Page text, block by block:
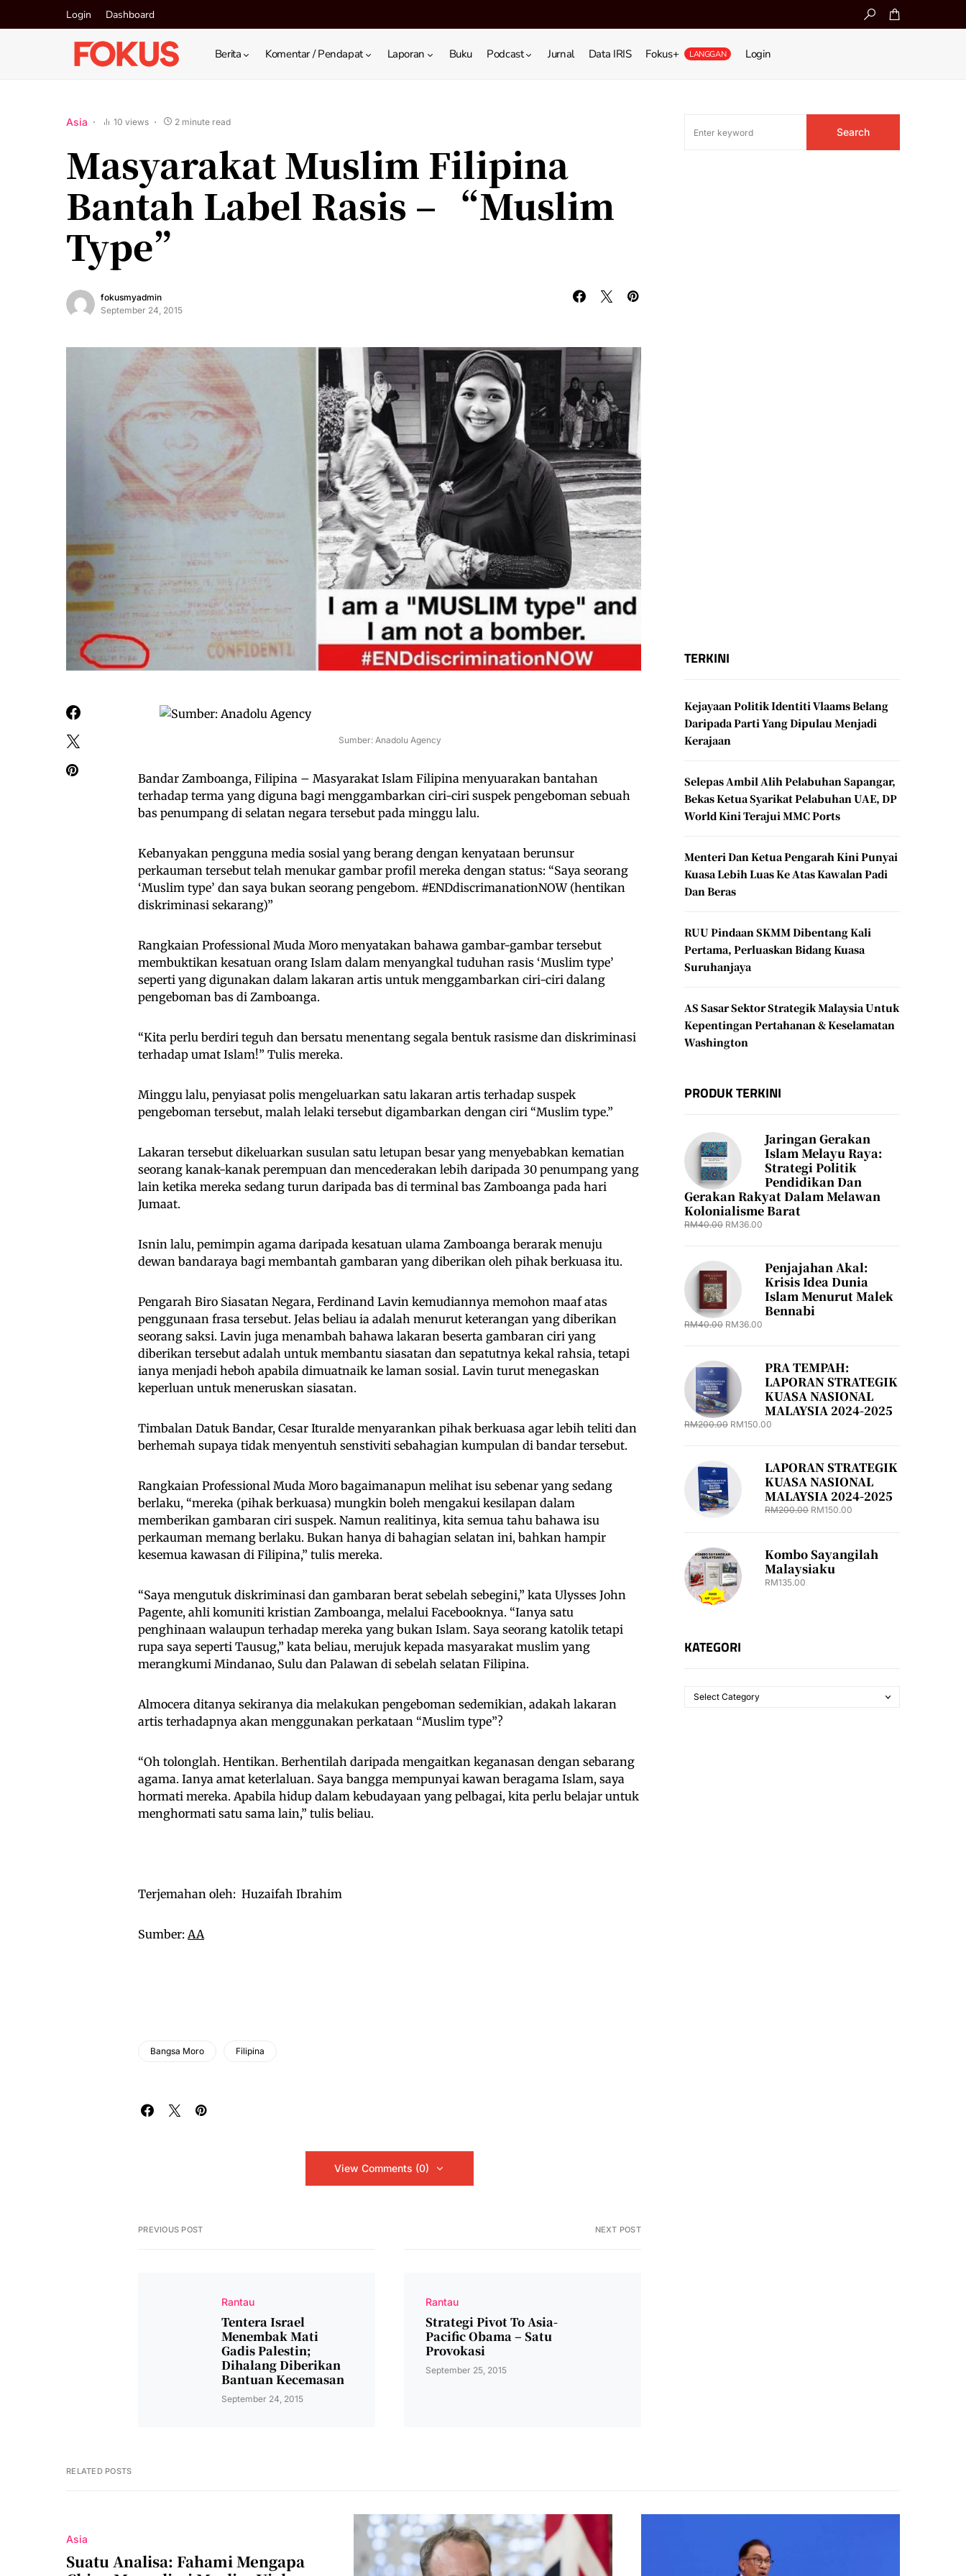
Login Dashboard
Berita Komentar / Pendapat Laporan Buku Podcast Jurnal Data IRIS Fokus+ LANGGAN Login
Asia 10 views 2 minute read
Masyarakat Muslim Filipina
Bantah Label Rasis – “Muslim
Type”
fokusmyadmin
September 24, 2015
Sumber: Anadolu Agency
Bandar Zamboanga, Filipina – Masyarakat Islam Filipina menyuarakan bantahan
terhadap terma yang diguna bagi menggambarkan ciri-ciri suspek pengeboman sebuah
bas penumpang di selatan negara tersebut pada minggu lalu.
Kebanyakan pengguna media sosial yang berang dengan kenyataan berunsur
perkauman tersebut telah menukar gambar profil mereka dengan status: “Saya seorang
‘Muslim type’ dan saya bukan seorang pengebom. #ENDdiscrimanationNOW (hentikan
diskriminasi sekarang)”
Rangkaian Professional Muda Moro menyatakan bahawa gambar-gambar tersebut
membuktikan kesatuan orang Islam dalam menyangkal tuduhan rasis ‘Muslim type’
seperti yang digunakan dalam lakaran artis untuk menggambarkan ciri-ciri dalang
pengeboman bas di Zamboanga.
“Kita perlu berdiri teguh dan bersatu menentang segala bentuk rasisme dan diskriminasi
terhadap umat Islam!” Tulis mereka.
Minggu lalu, penyiasat polis mengeluarkan satu lakaran artis terhadap suspek
pengeboman tersebut, malah lelaki tersebut digambarkan dengan ciri “Muslim type.”
Lakaran tersebut dikeluarkan susulan satu letupan besar yang menyebabkan kematian
seorang kanak-kanak perempuan dan mencederakan lebih daripada 30 penumpang yang
lain ketika mereka sedang turun daripada bas di terminal bas Zamboanga pada hari
Jumaat.
Isnin lalu, pemimpin agama daripada kesatuan ulama Zamboanga berarak menuju
dewan bandaraya bagi membantah gambaran yang diberikan oleh pihak berkuasa itu.
Pengarah Biro Siasatan Negara, Ferdinand Lavin kemudiannya memohon maaf atas
penggunaan frasa tersebut. Jelas beliau ia adalah menurut keterangan yang diberikan
seorang saksi. Lavin juga menambah bahawa lakaran beserta gambaran ciri yang
diberikan tersebut adalah untuk membantu siasatan dan sepatutnya kekal rahsia, tetapi
ianya menjadi heboh apabila dimuatnaik ke laman sosial. Lavin turut menegaskan
keperluan untuk meneruskan siasatan.
Timbalan Datuk Bandar, Cesar Ituralde menyarankan pihak berkuasa agar lebih teliti dan
berhemah supaya tidak menyentuh senstiviti sebahagian kumpulan di bandar tersebut.
Rangkaian Professional Muda Moro bagaimanapun melihat isu sebenar yang sedang
berlaku, “mereka (pihak berkuasa) mungkin boleh mengakui kesilapan dalam
memberikan gambaran ciri suspek. Namun realitinya, kita semua tahu bahawa isu
perkauman memang berlaku. Bukan hanya di bahagian selatan ini, bahkan hampir
kesemua kawasan di Filipina,” tulis mereka.
“Saya mengutuk diskriminasi dan gambaran berat sebelah sebegini,” kata Ulysses John
Pagente, ahli komuniti kristian Zamboanga, melalui Facebooknya. “Ianya satu
penghinaan walaupun terhadap mereka yang bukan Islam. Saya seorang katolik tetapi
rupa saya seperti Tausug,” kata beliau, merujuk kepada masyarakat muslim yang
merangkumi Mindanao, Sulu dan Palawan di sebelah selatan Filipina.
Almocera ditanya sekiranya dia melakukan pengeboman sedemikian, adakah lakaran
artis terhadapnya akan menggunakan perkataan “Muslim type”?
“Oh tolonglah. Hentikan. Berhentilah daripada mengaitkan keganasan dengan sebarang
agama. Ianya amat keterlaluan. Saya bangga mempunyai kawan beragama Islam, saya
hormati mereka. Apabila hidup dalam kebudayaan yang pelbagai, kita perlu belajar untuk
menghormati satu sama lain,” tulis beliau.
Terjemahan oleh: Huzaifah Ibrahim
Sumber: AA
Bangsa Moro Filipina
View Comments (0)
PREVIOUS POST
Rantau
Tentera Israel
Menembak Mati
Gadis Palestin;
Dihalang Diberikan
Bantuan Kecemasan
September 24, 2015
NEXT POST
Rantau
Strategi Pivot To Asia-
Pacific Obama – Satu
Provokasi
September 25, 2015
Search
TERKINI
Kejayaan Politik Identiti Vlaams Belang
Daripada Parti Yang Dipulau Menjadi
Kerajaan
Selepas Ambil Alih Pelabuhan Sapangar,
Bekas Ketua Syarikat Pelabuhan UAE, DP
World Kini Terajui MMC Ports
Menteri Dan Ketua Pengarah Kini Punyai
Kuasa Lebih Luas Ke Atas Kawalan Padi
Dan Beras
RUU Pindaan SKMM Dibentang Kali
Pertama, Perluaskan Bidang Kuasa
Suruhanjaya
AS Sasar Sektor Strategik Malaysia Untuk
Kepentingan Pertahanan & Keselamatan
Washington
PRODUK TERKINI
Jaringan Gerakan
Islam Melayu Raya:
Strategi Politik
Pendidikan Dan
Gerakan Rakyat Dalam Melawan
Kolonialisme Barat
RM40.00 RM36.00
Penjajahan Akal:
Krisis Idea Dunia
Islam Menurut Malek
Bennabi
RM40.00 RM36.00
PRA TEMPAH:
LAPORAN STRATEGIK
KUASA NASIONAL
MALAYSIA 2024-2025
RM200.00 RM150.00
LAPORAN STRATEGIK
KUASA NASIONAL
MALAYSIA 2024-2025
RM200.00 RM150.00
Kombo Sayangilah
Malaysiaku
RM135.00
KATEGORI
RELATED POSTS
Asia
Suatu Analisa: Fahami Mengapa